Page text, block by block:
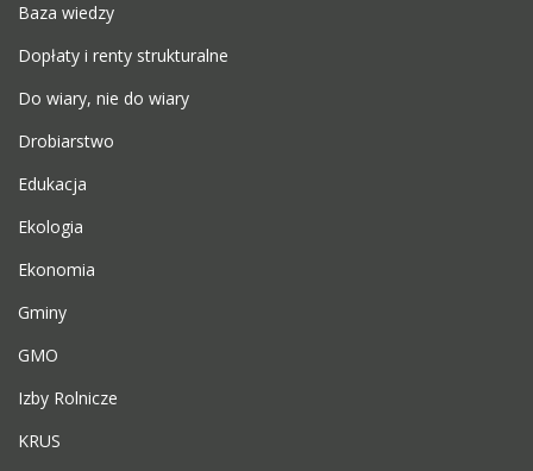
Baza wiedzy
Dopłaty i renty strukturalne
Do wiary, nie do wiary
Drobiarstwo
Edukacja
Ekologia
Ekonomia
Gminy
GMO
Izby Rolnicze
KRUS